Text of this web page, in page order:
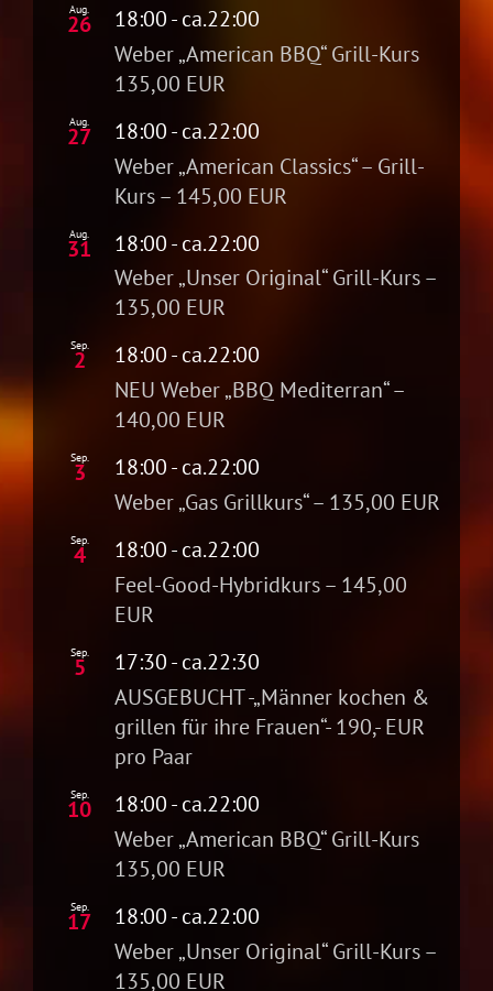
Aug.
26 18:00 - ca.22:00
Weber „American BBQ“ Grill-Kurs
135,00 EUR
Aug.
27 18:00 - ca.22:00
Weber „American Classics“ – Grill-
Kurs – 145,00 EUR
Aug.
31 18:00 - ca.22:00
Weber „Unser Original“ Grill-Kurs –
135,00 EUR
Sep.
2 18:00 - ca.22:00
NEU Weber „BBQ Mediterran“ –
140,00 EUR
Sep.
3 18:00 - ca.22:00
Weber „Gas Grillkurs“ – 135,00 EUR
Sep.
4 18:00 - ca.22:00
Feel-Good-Hybridkurs – 145,00
EUR
Sep.
5 17:30 - ca.22:30
AUSGEBUCHT -„Männer kochen &
grillen für ihre Frauen“- 190,- EUR
pro Paar
Sep.
10 18:00 - ca.22:00
Weber „American BBQ“ Grill-Kurs
135,00 EUR
Sep.
17 18:00 - ca.22:00
Weber „Unser Original“ Grill-Kurs –
135,00 EUR